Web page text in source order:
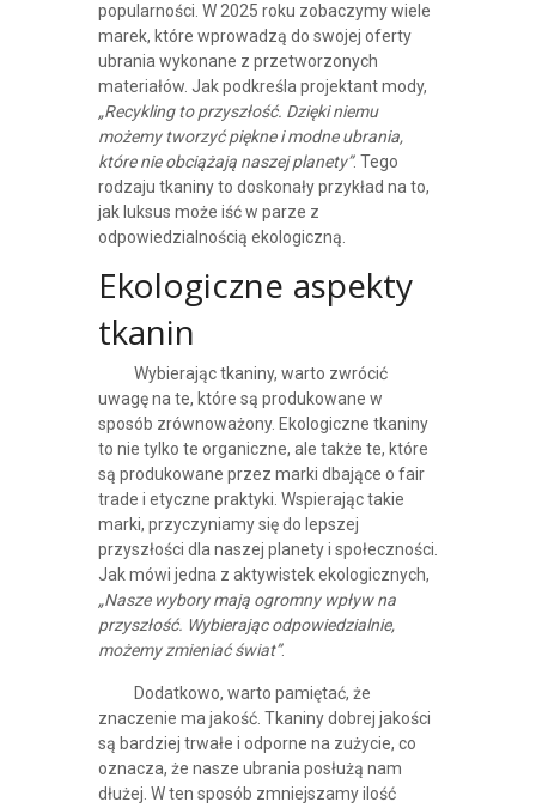
popularności. W 2025 roku zobaczymy wiele
marek, które wprowadzą do swojej oferty
ubrania wykonane z przetworzonych
materiałów. Jak podkreśla projektant mody,
„Recykling to przyszłość. Dzięki niemu
możemy tworzyć piękne i modne ubrania,
które nie obciążają naszej planety”. Tego
rodzaju tkaniny to doskonały przykład na to,
jak luksus może iść w parze z
odpowiedzialnością ekologiczną.
Ekologiczne aspekty
tkanin
Wybierając tkaniny, warto zwrócić
uwagę na te, które są produkowane w
sposób zrównoważony. Ekologiczne tkaniny
to nie tylko te organiczne, ale także te, które
są produkowane przez marki dbające o fair
trade i etyczne praktyki. Wspierając takie
marki, przyczyniamy się do lepszej
przyszłości dla naszej planety i społeczności.
Jak mówi jedna z aktywistek ekologicznych,
„Nasze wybory mają ogromny wpływ na
przyszłość. Wybierając odpowiedzialnie,
możemy zmieniać świat”.
Dodatkowo, warto pamiętać, że
znaczenie ma jakość. Tkaniny dobrej jakości
są bardziej trwałe i odporne na zużycie, co
oznacza, że nasze ubrania posłużą nam
dłużej. W ten sposób zmniejszamy ilość